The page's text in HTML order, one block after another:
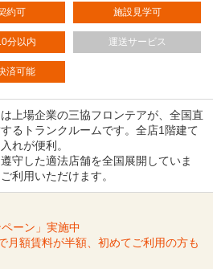
約可 施設見学可
分以内 運送サービス
済可能
上場企業の三協フロンテアが、全国直
るトランクルームです。全店1階建て
れが便利。
守した適法店舗を全国展開していま
利用いただけます。
ーン」実施中
額賃料が半額、初めてご利用の方も